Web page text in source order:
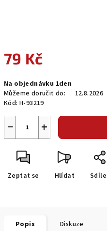
79 Kč
cena:
Na objednávku 1den
Můžeme doručit do:
12.8.2026
Kód: H-93219
+
−
Zeptat se Hlídat
Popis Diskuze